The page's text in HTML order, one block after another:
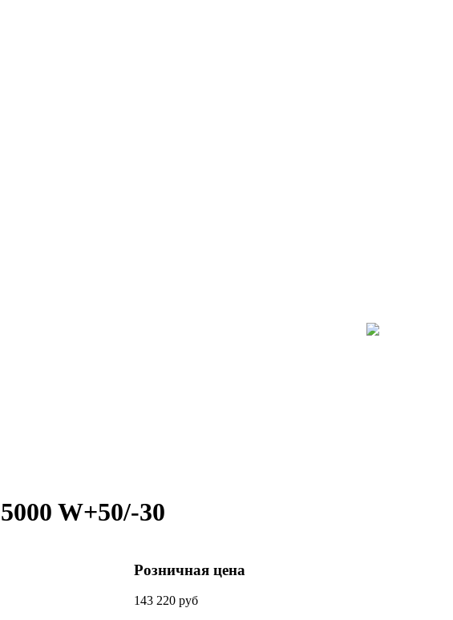
W+50/-30
Розничная цена
143 220 руб